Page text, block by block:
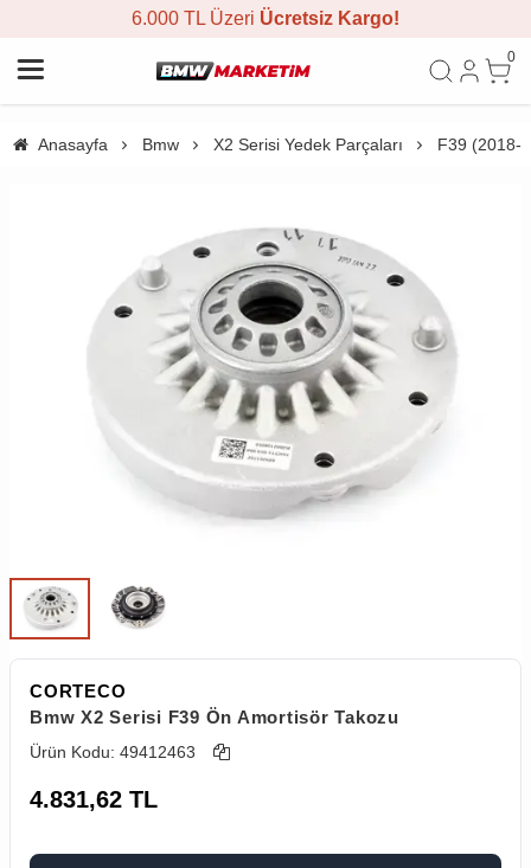
6.000 TL Üzeri Ücretsiz Kargo!
0
Anasayfa Bmw X2 Serisi Yedek Parçaları F39 (2018-
CORTECO
Bmw X2 Serisi F39 Ön Amortisör Takozu
Ürün Kodu: 49412463
4.831,62 TL